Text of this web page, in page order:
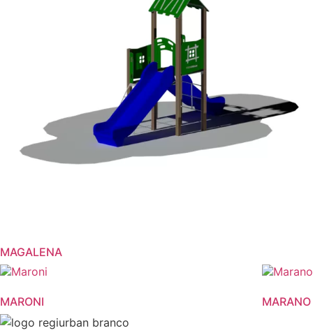
MAGALENA
MARONI MARANO